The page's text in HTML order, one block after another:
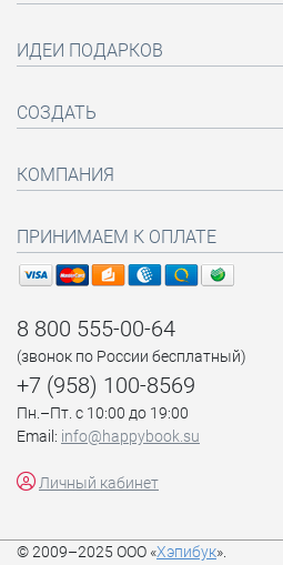
ИДЕИ ПОДАРКОВ
СОЗДАТЬ
КОМПАНИЯ
ПРИНИМАЕМ К ОПЛАТЕ
8 800 555-00-64
(звонок по России бесплатный)
+7 (958) 100-8569
Пн.–Пт. с 10:00 до 19:00
Email: info@happybook.su
Личный кабинет
© 2009–2025 ООО «Хэпибук».